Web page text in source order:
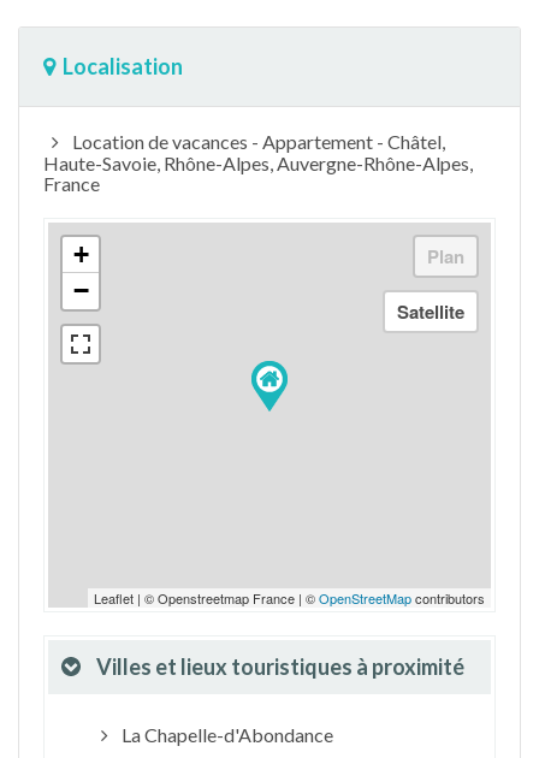
Localisation
Location de vacances - Appartement - Châtel,
Haute-Savoie, Rhône-Alpes, Auvergne-Rhône-Alpes,
France
+
−
Leaflet | © Openstreetmap France | ©OpenStreetMapcontributors
Villes et lieux touristiques à proximité
La Chapelle-d'Abondance